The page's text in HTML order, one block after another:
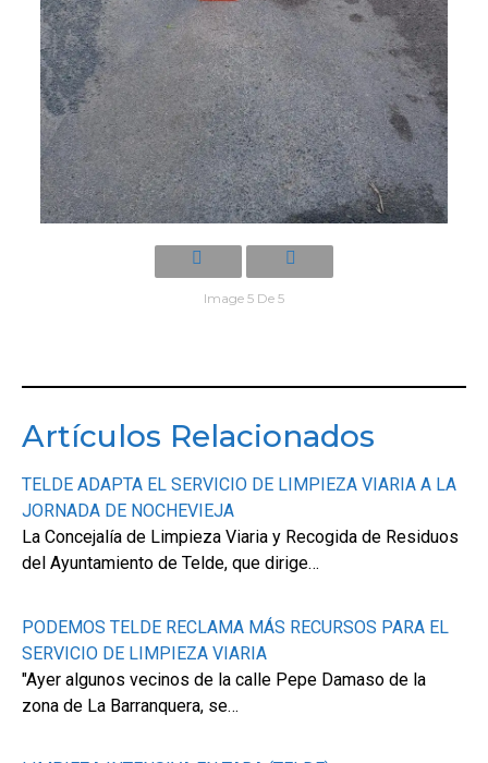
Image 5 De 5
Artículos Relacionados
TELDE ADAPTA EL SERVICIO DE LIMPIEZA VIARIA A LA
JORNADA DE NOCHEVIEJA
La Concejalía de Limpieza Viaria y Recogida de Residuos
del Ayuntamiento de Telde, que dirige…
PODEMOS TELDE RECLAMA MÁS RECURSOS PARA EL
SERVICIO DE LIMPIEZA VIARIA
"Ayer algunos vecinos de la calle Pepe Damaso de la
zona de La Barranquera, se…